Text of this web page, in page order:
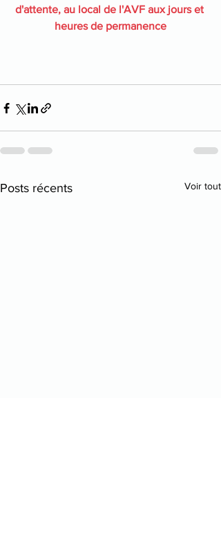
d'attente, au local de l'AVF aux jours et
heures de permanence
Posts récents Voir tout